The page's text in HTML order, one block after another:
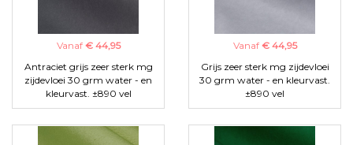
Vanaf € 44,95
Antraciet grijs zeer sterk mg
zijdevloei 30 grm water - en
kleurvast. ±890 vel
Vanaf € 44,95
Grijs zeer sterk mg zijdevloei
30 grm water - en kleurvast.
±890 vel